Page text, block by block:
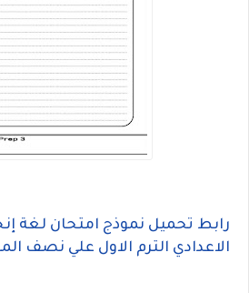
رابط تحميل نموذج امتحان لغة
الاعدادي الترم الاول علي نصف المنهج